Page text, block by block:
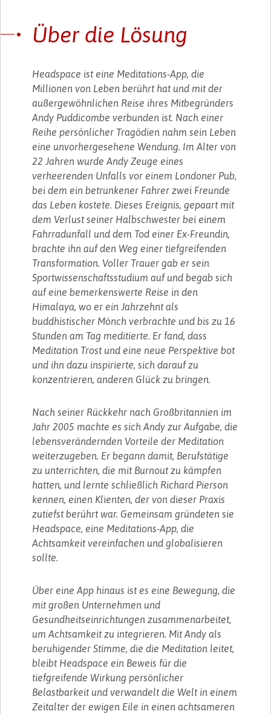
Über die Lösung
Headspace ist eine Meditations-App, die
Millionen von Leben berührt hat und mit der
außergewöhnlichen Reise ihres Mitbegründers
Andy Puddicombe verbunden ist. Nach einer
Reihe persönlicher Tragödien nahm sein Leben
eine unvorhergesehene Wendung. Im Alter von
22 Jahren wurde Andy Zeuge eines
verheerenden Unfalls vor einem Londoner Pub,
bei dem ein betrunkener Fahrer zwei Freunde
das Leben kostete. Dieses Ereignis, gepaart mit
dem Verlust seiner Halbschwester bei einem
Fahrradunfall und dem Tod einer Ex-Freundin,
brachte ihn auf den Weg einer tiefgreifenden
Transformation. Voller Trauer gab er sein
Sportwissenschaftsstudium auf und begab sich
auf eine bemerkenswerte Reise in den
Himalaya, wo er ein Jahrzehnt als
buddhistischer Mönch verbrachte und bis zu 16
Stunden am Tag meditierte. Er fand, dass
Meditation Trost und eine neue Perspektive bot
und ihn dazu inspirierte, sich darauf zu
konzentrieren, anderen Glück zu bringen.
Nach seiner Rückkehr nach Großbritannien im
Jahr 2005 machte es sich Andy zur Aufgabe, die
lebensverändernden Vorteile der Meditation
weiterzugeben. Er begann damit, Berufstätige
zu unterrichten, die mit Burnout zu kämpfen
hatten, und lernte schließlich Richard Pierson
kennen, einen Klienten, der von dieser Praxis
zutiefst berührt war. Gemeinsam gründeten sie
Headspace, eine Meditations-App, die
Achtsamkeit vereinfachen und globalisieren
sollte.
Über eine App hinaus ist es eine Bewegung, die
mit großen Unternehmen und
Gesundheitseinrichtungen zusammenarbeitet,
um Achtsamkeit zu integrieren. Mit Andy als
beruhigender Stimme, die die Meditation leitet,
bleibt Headspace ein Beweis für die
tiefgreifende Wirkung persönlicher
Belastbarkeit und verwandelt die Welt in einem
Zeitalter der ewigen Eile in einen achtsameren